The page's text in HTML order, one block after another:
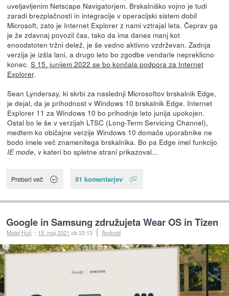
uveljavljenim Netscape Navigatorjem. Brskalniško vojno je tudi
zaradi brezplačnosti in integracije v operacijski sistem dobil
Microsoft, zato je Internet Explorer z nami vztrajal leta. Čeprav ga
je že zdavnaj povozil čas, tako da ima danes manj kot
enoodstoten tržni delež, je še vedno aktivno vzdrževan. Zadnja
verzija je izšla lani, a drugo leto bo zgodbe vendarle nepreklicno
konec. S 15. junijem 2022 se bo končala podpora za Internet
Explorer.
Sean Lyndersay, ki skrbi za naslednji Microsoftov brskalnik Edge,
je dejal, da je prihodnost v Windows 10 brskalnik Edge. Internet
Explorer 11 za Windows 10 bo prihodnje leto junija upokojen.
Ostal bo le še v verzijah LTSC (Long-Term Servicing Channel),
medtem ko običajne verzije Windows 10 domače uporabnike ne
bodo imele več znamenitega brskalnika. Bo pa Edge imel funkcijo
IE mode, v kateri bo spletne strani prikazoval...
Preberi več 51 komentarjev
Google in Samsung združujeta Wear OS in Tizen
Matej Huš :: 19. maj 2021 ob 22:13 Android